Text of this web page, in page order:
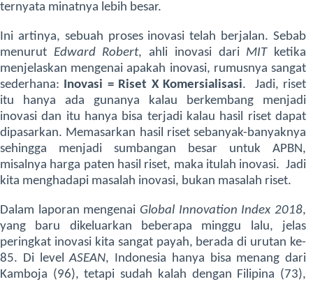
ternyata minatnya lebih besar.
Ini artinya, sebuah proses inovasi telah berjalan. Sebab
menurut Edward Robert, ahli inovasi dari MIT ketika
menjelaskan mengenai apakah inovasi, rumusnya sangat
sederhana: Inovasi = Riset X Komersialisasi. Jadi, riset
itu hanya ada gunanya kalau berkembang menjadi
inovasi dan itu hanya bisa terjadi kalau hasil riset dapat
dipasarkan. Memasarkan hasil riset sebanyak-banyaknya
sehingga menjadi sumbangan besar untuk APBN,
misalnya harga paten hasil riset, maka itulah inovasi. Jadi
kita menghadapi masalah inovasi, bukan masalah riset.
Dalam laporan mengenai Global Innovation Index 2018,
yang baru dikeluarkan beberapa minggu lalu, jelas
peringkat inovasi kita sangat payah, berada di urutan ke-
85. Di levelASEAN, Indonesia hanya bisa menang dari
Kamboja (96), tetapi sudah kalah dengan Filipina (73),